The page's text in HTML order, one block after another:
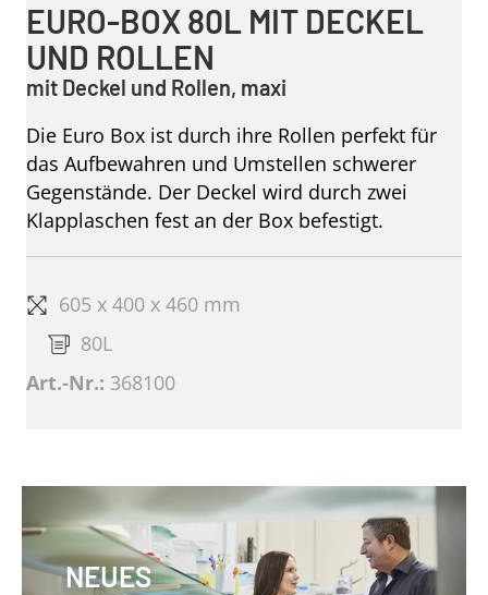
EURO-BOX 80L MIT DECKEL
UND ROLLEN
mit Deckel und Rollen, maxi
Die Euro Box ist durch ihre Rollen perfekt für
das Aufbewahren und Umstellen schwerer
Gegenstände. Der Deckel wird durch zwei
Klapplaschen fest an der Box befestigt.
605 x 400 x 460 mm
80L
Art.-Nr.: 368100
NEUES